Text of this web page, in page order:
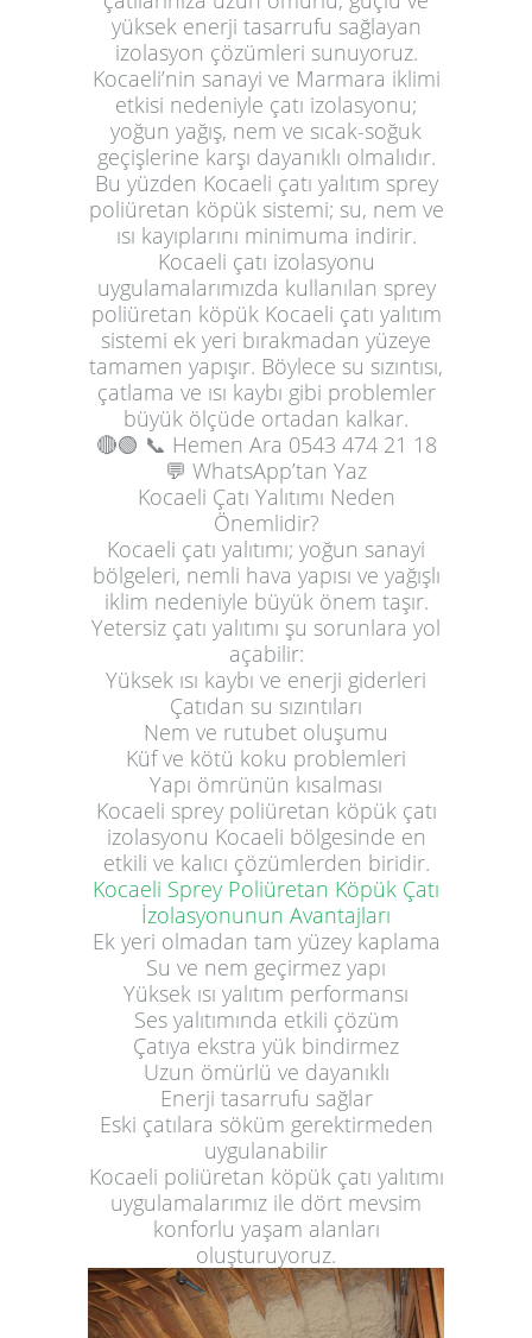
yüksek enerji tasarrufu sağlayan
izolasyon çözümleri sunuyoruz.
Kocaeli’nin sanayi ve Marmara iklimi
etkisi nedeniyle çatı izolasyonu;
yoğun yağış, nem ve sıcak-soğuk
geçişlerine karşı dayanıklı olmalıdır.
Bu yüzden Kocaeli çatı yalıtım sprey
poliüretan köpük sistemi; su, nem ve
ısı kayıplarını minimuma indirir.
Kocaeli çatı izolasyonu
uygulamalarımızda kullanılan sprey
poliüretan köpük Kocaeli çatı yalıtım
sistemi ek yeri bırakmadan yüzeye
tamamen yapışır. Böylece su sızıntısı,
çatlama ve ısı kaybı gibi problemler
büyük ölçüde ortadan kalkar.
🔴🟢 📞 Hemen Ara 0543 474 21 18
💬 WhatsApp’tan Yaz
Kocaeli Çatı Yalıtımı Neden
Önemlidir?
Kocaeli çatı yalıtımı; yoğun sanayi
bölgeleri, nemli hava yapısı ve yağışlı
iklim nedeniyle büyük önem taşır.
Yetersiz çatı yalıtımı şu sorunlara yol
açabilir:
Yüksek ısı kaybı ve enerji giderleri
Çatıdan su sızıntıları
Nem ve rutubet oluşumu
Küf ve kötü koku problemleri
Yapı ömrünün kısalması
Kocaeli sprey poliüretan köpük çatı
izolasyonu Kocaeli bölgesinde en
etkili ve kalıcı çözümlerden biridir.
Kocaeli Sprey Poliüretan Köpük Çatı
İzolasyonunun Avantajları
Ek yeri olmadan tam yüzey kaplama
Su ve nem geçirmez yapı
Yüksek ısı yalıtım performansı
Ses yalıtımında etkili çözüm
Çatıya ekstra yük bindirmez
Uzun ömürlü ve dayanıklı
Enerji tasarrufu sağlar
Eski çatılara söküm gerektirmeden
uygulanabilir
Kocaeli poliüretan köpük çatı yalıtımı
uygulamalarımız ile dört mevsim
konforlu yaşam alanları
oluşturuyoruz.